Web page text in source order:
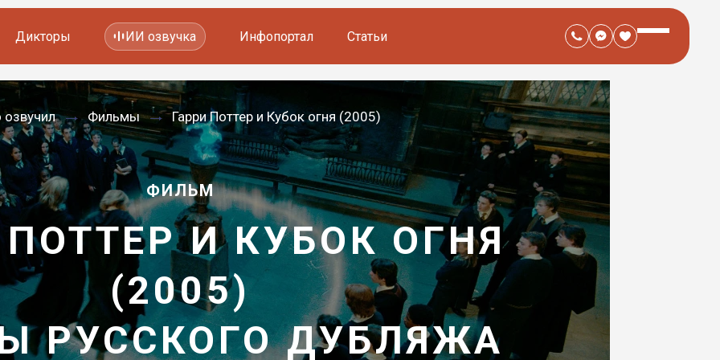
Фильмов и сериалов
Мультфильмов
YouTube каналов
Видеорекламы
Дикторы ИИ озвучка Инфопортал Статьи
озвучил Фильмы Гарри Поттер и Кубок огня (2005)
ФИЛЬМ
И КУБОК ОГНЯ
(2005)
—
РУССКОГО ДУБЛЯЖА